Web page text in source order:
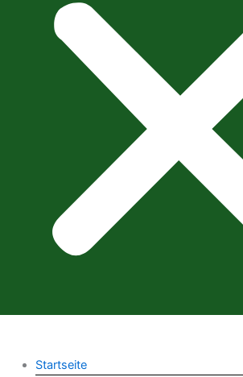
Startseite